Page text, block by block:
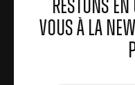
RESTONS
VOUS À LA